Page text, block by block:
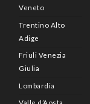
Veneto
Trentino Alto
Adige
Friuli Venezia
Giulia
Lombardia